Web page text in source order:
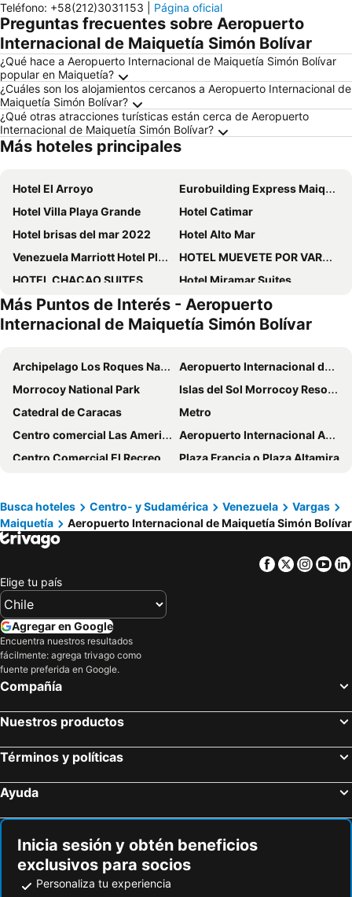
Teléfono: +58(212)3031153 Página oficial
Preguntas frecuentes sobre Aeropuerto
Internacional de Maiquetía Simón Bolívar
¿Qué hace a Aeropuerto Internacional de Maiquetía Simón Bolívar
popular en Maiquetía?
¿Cuáles son los alojamientos cercanos a Aeropuerto Internacional de
Maiquetía Simón Bolívar?
¿Qué otras atracciones turísticas están cerca de Aeropuerto
Internacional de Maiquetía Simón Bolívar?
Más hoteles principales
Hotel El Arroyo
Eurobuilding Express Maiquetía
Hotel Villa Playa Grande
Hotel Catimar
Hotel brisas del mar 2022
Hotel Alto Mar
Venezuela Marriott Hotel Playa Grande
HOTEL MUEVETE POR VARGAS
HOTEL CHACAO SUITES
Hotel Miramar Suites
Meliá Caracas
Lidotel Centro Lido
BUENAVISTA INN
Hotel Caracas Cumberland
Posada Restaurant La Guaricha
Hotel Chacao Cumberland
Hotel Ole Caribe
Hotel Las Quince Letras
Lincoln Suites
Hotel Plaza Venezuela
Hotel Ritz Caracas
Hotel Cajigal Caracas
Hotel Las Americas
Hotel Continental Altamira
Hotel Alex Caracas
Más Puntos de Interés - Aeropuerto
Internacional de Maiquetía Simón Bolívar
Archipelago Los Roques National Park
Aeropuerto Internacional de Maiquetía Simón Bolívar
Morrocoy National Park
Islas del Sol Morrocoy Resort Chichiriviche
Catedral de Caracas
Metro
Centro comercial Las Americas
Aeropuerto Internacional Arturo Michelena
Centro Comercial El Recreo
Plaza Francia o Plaza Altamira
Museo de Bellas Artes
Lago Valencia
Henri Pittier National Park
Plaza O'Leary
Casa Natal del Libertador
Museo de los Niños
Galería de Arte Nacional
Jardín Botánico de Caracas
Ciudad Universitaria de Caracas
El Ávila National Park
Park del Este Terrarium
Centro Comercial Plaza Las Américas II
Calle del Hambre
Busca hoteles Centro- y Sudamérica Venezuela
Vargas
Maiquetía
Aeropuerto Internacional de Maiquetía Simón Bolívar
Facebook
Twitter
Elige tu país
Agregar en Google
Encuentra nuestros resultados
fácilmente: agrega trivago como
fuente preferida en Google.
Compañía
Nuestros productos
Términos y políticas
Ayuda
Inicia sesión y obtén beneficios
exclusivos para socios
Personaliza tu experiencia